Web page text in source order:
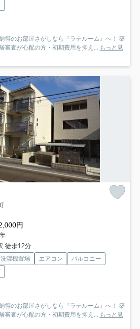
得のお部屋さがしなら『ラテルーム』へ！ 築
審査が心配の方・初期費用を抑え... もっと見
円
徒歩12分
濯機置場 エアコン
バルコニー
得のお部屋さがしなら『ラテルーム』へ！ 築
審査が心配の方・初期費用を抑え... もっと見